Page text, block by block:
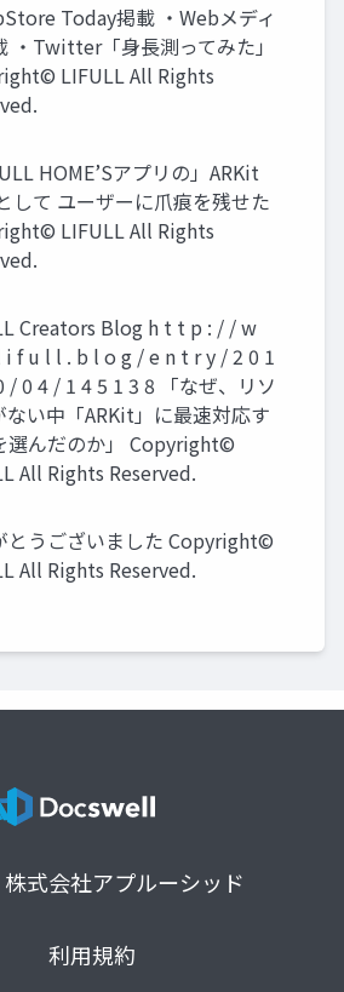
Today掲載 ・Webメディ
・Twitter「⾝⻑測ってみた」
LIFULL All Rights
HOME’Sアプリの」ARKit
して ユーザーに爪痕を残せた
LIFULL All Rights
Creators Blog h t t p : / / w
f u l l . b l o g / e n t r y / 2 0 1
/ 0 4 / 1 4 5 1 3 8 「なぜ、リソ
ない中「ARKit」に最速対応す
選んだのか」 Copyright©
All Rights Reserved.
とうございました Copyright©
All Rights Reserved.
式会社アプルーシッド
利用規約